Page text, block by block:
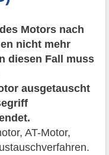
Motors nach
nicht mehr
diesen Fall muss
ausgetauscht
AT-Motor,